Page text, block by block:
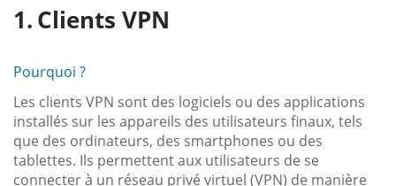
Clients VPN
Pourquoi ?
Les clients VPN sont des logiciels ou des applications
installés sur les appareils des utilisateurs finaux, tels
que des ordinateurs, des smartphones ou des
tablettes. Ils permettent aux utilisateurs de se
connecter à un réseau privé virtuel (VPN) de manière